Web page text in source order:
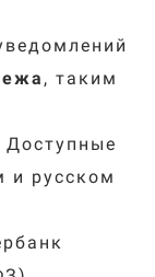
, таким
и русском